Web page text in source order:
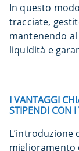
In questo
tracciate,
mantenendo
liquidità e
I VANTAGGI
STIPENDI CON
miglioramento